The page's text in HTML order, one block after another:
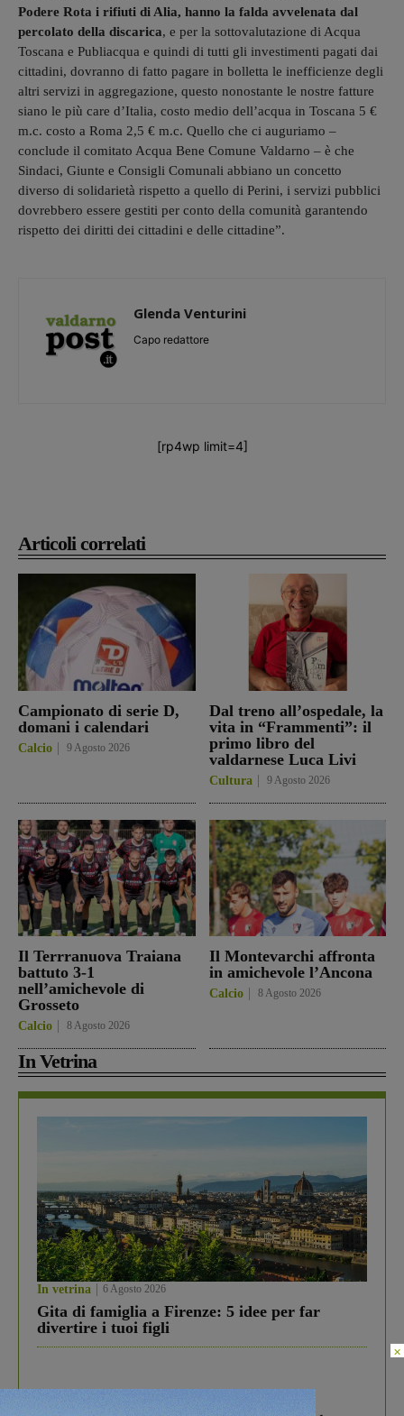
Articoli correlati
Campionato di serie D,
domani i calendari
Calcio 9 Agosto 2026
Dal treno all’ospedale, la
vita in “Frammenti”: il
primo libro del
valdarnese Luca Livi
Cultura 9 Agosto 2026
Il Terrranuova Traiana
battuto 3-1
nell’amichevole di
Grosseto
Calcio 8 Agosto 2026
Il Montevarchi affronta
in amichevole l’Ancona
Calcio 8 Agosto 2026
In Vetrina
In vetrina 6 Agosto 2026
Gita di famiglia a Firenze: 5 idee per far
divertire i tuoi figli
Podere Rota i rifiuti di Alia, hanno la falda avvelenata dal
percolato della discarica, e per la sottovalutazione di Acqua
Toscana e Publiacqua e quindi di tutti gli investimenti pagati dai
cittadini, dovranno di fatto pagare in bolletta le inefficienze degli
altri servizi in aggregazione, questo nonostante le nostre fatture
siano le più care d’Italia, costo medio dell’acqua in Toscana 5 €
m.c. costo a Roma 2,5 € m.c. Quello che ci auguriamo –
conclude il comitato Acqua Bene Comune Valdarno – è che
Sindaci, Giunte e Consigli Comunali abbiano un concetto
diverso di solidarietà rispetto a quello di Perini, i servizi pubblici
dovrebbero essere gestiti per conto della comunità garantendo
rispetto dei diritti dei cittadini e delle cittadine”.
Glenda Venturini
Capo redattore
[rp4wp limit=4]
×